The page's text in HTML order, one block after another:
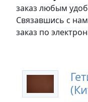
заказ любым
Связавшись с
заказ по